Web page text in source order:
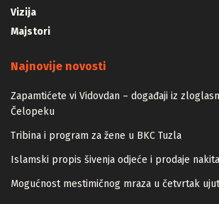
Vizija
Majstori
Najnovije novosti
Zapamtićete vi Vidovdan – događaji iz
Čelopeku
Tribina i program za žene u BKC Tuzla
Islamski propis šivenja odjeće i prodaje
Mogućnost mestimičnog mraza u četvrtak